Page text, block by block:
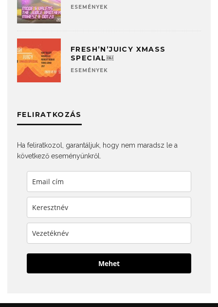
ESEMÉNYEK
FRESH’N’JUICY XMASS
SPECIAL￼
ESEMÉNYEK
FELIRATKOZÁS
Ha feliratkozol, garantáljuk, hogy nem maradsz le a
következő eseményünkről.
Mehet